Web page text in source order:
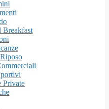
Breakfast
Private